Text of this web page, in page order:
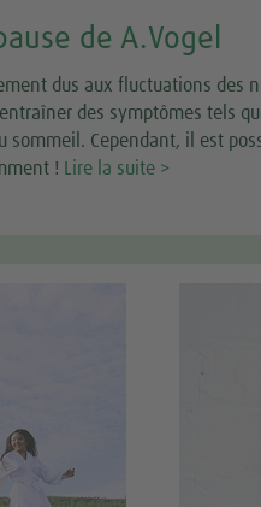
de A.Vogel
dus aux fluctuations des
des symptômes tels
sommeil. Cependant, il est
!
Lire la suite >